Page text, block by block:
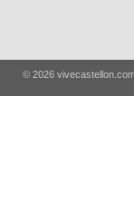
© 2026